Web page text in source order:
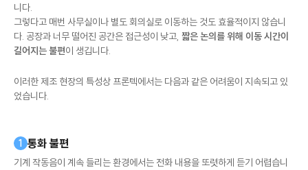
니다.
그렇다고 매번 사무실이나 별도 회의실로 이동하는 것도 효율적이지 않습니
다. 공장과 너무 떨어진 공간은 접근성이 낮고, 짧은 논의를 위해 이동 시간이
길어지는 불편이 생깁니다.
이러한 제조 현장의 특성상 프론텍에서는 다음과 같은 어려움이 지속되고 있
었습니다.
1 통화 불편
기계 작동음이 계속 들리는 환경에서는 전화 내용을 또렷하게 듣기 어렵습니